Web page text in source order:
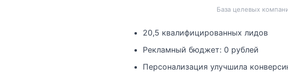
База целевых
20,5 квалифицированных лидов
Рекламный бюджет: 0 рублей
Персонализация улучшила